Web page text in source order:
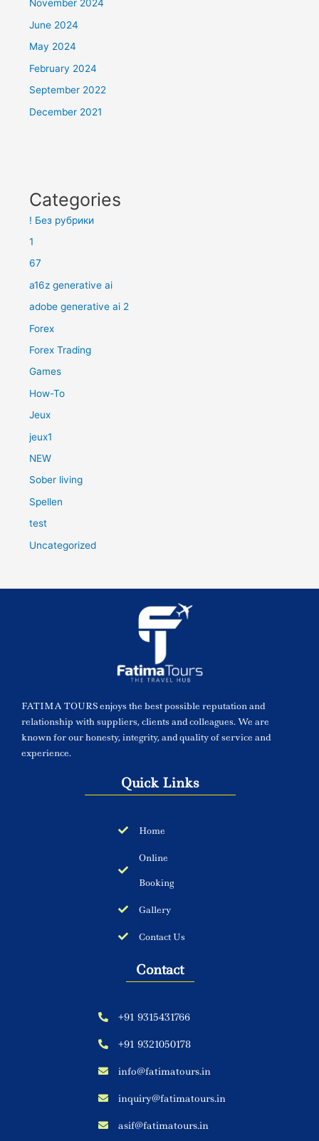
November 2024
June 2024
May 2024
February 2024
September 2022
December 2021
Categories
! Без рубрики
1
67
a16z generative ai
adobe generative ai 2
Forex
Forex Trading
Games
How-To
Jeux
jeux1
NEW
Sober living
Spellen
test
Uncategorized
FATIMA TOURS enjoys the best possible reputation and
relationship with suppliers, clients and colleagues. We are
known for our honesty, integrity, and quality of service and
experience.
Quick Links
Home
Online
Booking
Gallery
Contact Us
Contact
+91 9315431766
+91 9321050178
info@fatimatours.in
inquiry@fatimatours.in
asif@fatimatours.in